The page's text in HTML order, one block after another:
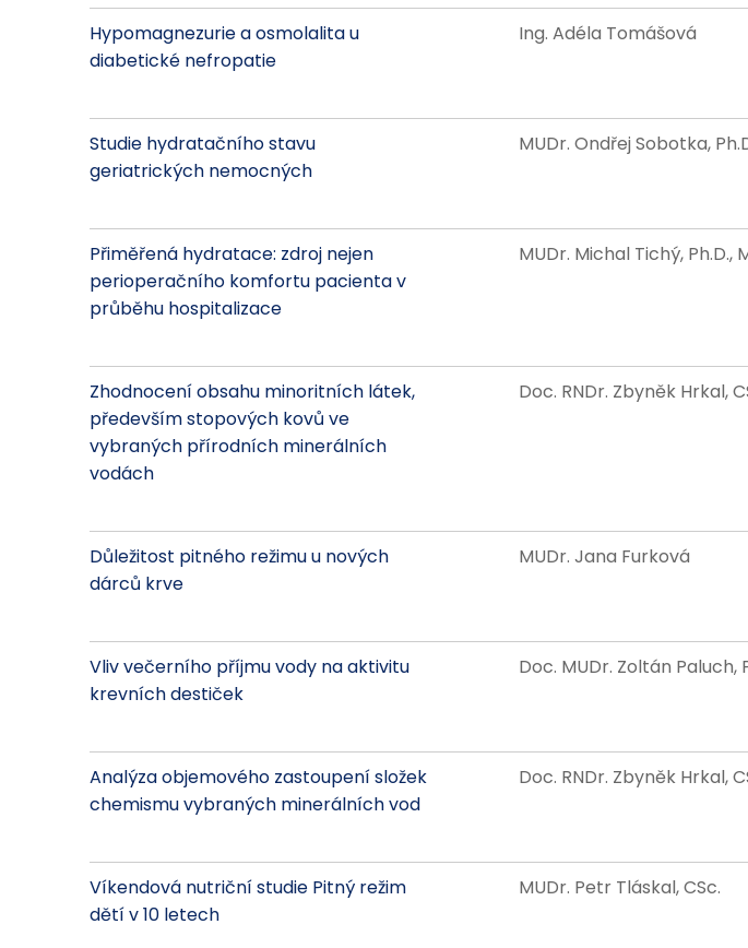
Hypomagnezurie a osmolalita u
diabetické nefropatie
Ing. Adéla Tomášová
Studie hydratačního stavu
geriatrických nemocných
MUDr. Ondřej Sobotka,
Přiměřená hydratace: zdroj nejen
perioperačního komfortu pacienta v
průběhu hospitalizace
MUDr. Michal Tichý, Ph.D.,
Zhodnocení obsahu minoritních látek,
především stopových kovů ve
vybraných přírodních minerálních
vodách
Doc. RNDr. Zbyněk Hrkal,
Důležitost pitného režimu u nových
dárců krve
MUDr. Jana Furková
Vliv večerního příjmu vody na aktivitu
krevních destiček
Doc. MUDr. Zoltán Paluch,
Analýza objemového zastoupení složek
chemismu vybraných minerálních vod
Doc. RNDr. Zbyněk Hrkal,
Víkendová nutriční studie Pitný režim
dětí v 10 letech
MUDr. Petr Tláskal, CSc.